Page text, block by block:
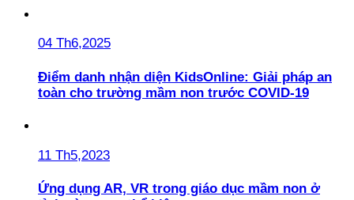
04 Th6,2025
Điểm danh nhận diện KidsOnline: Giải pháp an
toàn cho trường mầm non trước COVID-19
11 Th5,2023
Ứng dụng AR, VR trong giáo dục mầm non ở